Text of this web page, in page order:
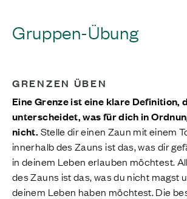
Gruppen-Übung
GRENZEN ÜBEN
Eine Grenze ist eine klare Definition,
unterscheidet, was für dich in
nicht. Stelle dir einen Zaun mit einem
innerhalb des Zauns ist das, was dir
in deinem Leben erlauben möchtest.
des Zauns ist das, was du nicht magst
deinem Leben haben möchtest. Die